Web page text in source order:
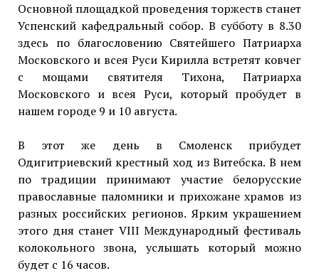
Основной площадкой проведения торжеств станет
Успенский кафедральный собор. В субботу в 8.30
здесь по благословению Святейшего Патриарха
Московского и всея Руси Кирилла встретят ковчег
с мощами святителя Тихона, Патриарха
Московского и всея Руси, который пробудет в
нашем городе 9 и 10 августа.
В этот же день в Смоленск прибудет
Одигитриевский крестный ход из Витебска. В нем
по традиции принимают участие белорусские
православные паломники и прихожане храмов из
разных российских регионов. Ярким украшением
этого дня станет VIII Международный фестиваль
колокольного звона, услышать который можно
будет с 16 часов.